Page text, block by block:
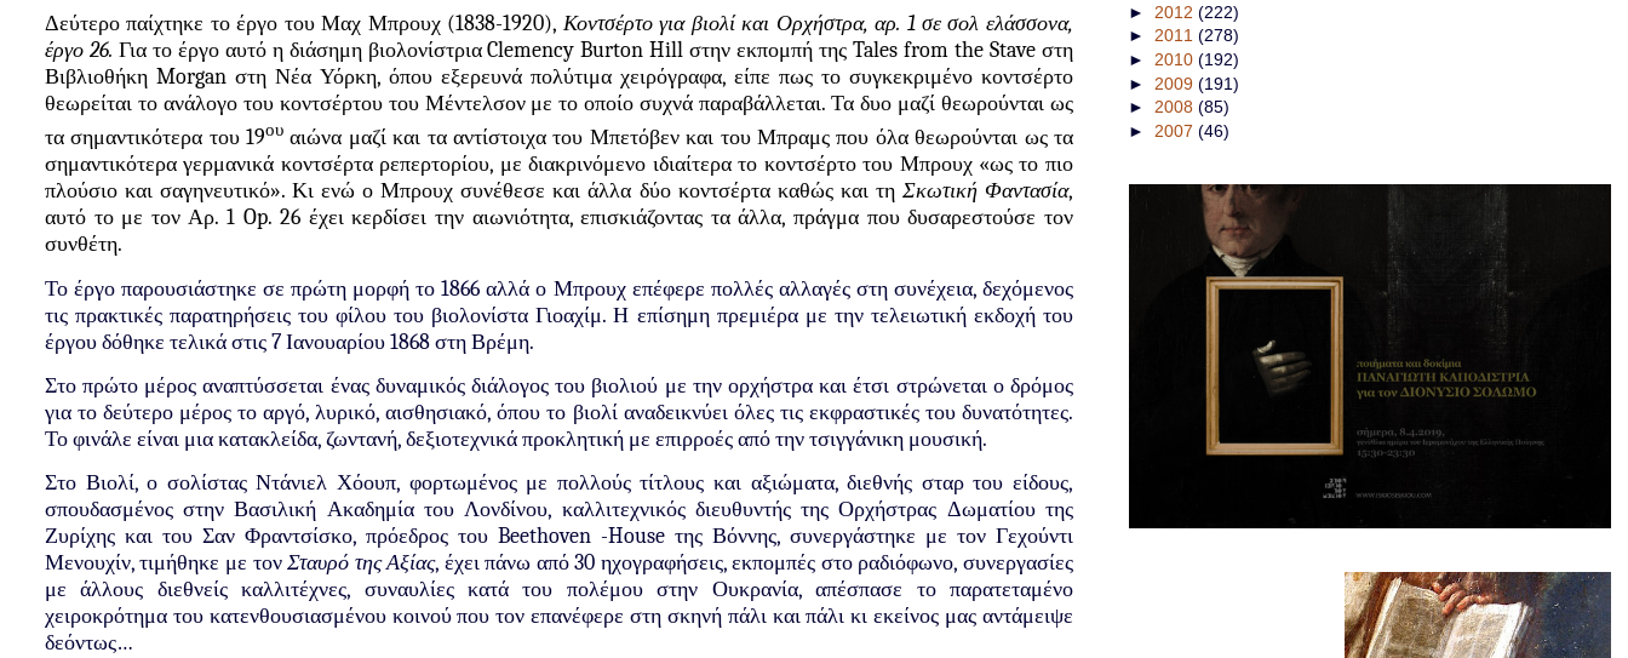
Δεύτερο παίχτηκε το έργο του Μαχ Μπρουχ (1838-1920), Κοντσέρτο για βιολί και Ορχήστρα, αρ. 1 σε σολ ελάσσονα,
έργο 26. Για το έργο αυτό η διάσημη βιολονίστριαClemency Burton Hill στην εκπομπή της Tales from the Stave στη
Βιβλιοθήκη Morgan στη Νέα Υόρκη, όπου εξερευνά πολύτιμα χειρόγραφα, είπε πως το συγκεκριμένο κοντσέρτο
θεωρείται το ανάλογο του κοντσέρτου του Μέντελσον με το οποίο συχνά παραβάλλεται. Τα δυο μαζί θεωρούνται ως
τα σημαντικότερα του 19ου αιώνα μαζί και τα αντίστοιχα του Μπετόβεν και του Μπραμς που όλα θεωρούνται ως τα
σημαντικότερα γερμανικά κοντσέρτα ρεπερτορίου, με διακρινόμενο ιδιαίτερα το κοντσέρτο του Μπρουχ «ως το πιο
πλούσιο και σαγηνευτικό». Κι ενώ ο Μπρουχ συνέθεσε και άλλα δύο κοντσέρτα καθώς και τη Σκωτική Φαντασία,
αυτό το με τον Αρ. 1 Op. 26 έχει κερδίσει την αιωνιότητα, επισκιάζοντας τα άλλα, πράγμα που δυσαρεστούσε τον
συνθέτη.
Το έργο παρουσιάστηκε σε πρώτη μορφή το 1866 αλλά ο Μπρουχ επέφερε πολλές αλλαγές στη συνέχεια, δεχόμενος
τις πρακτικές παρατηρήσεις του φίλου του βιολονίστα Γιοαχίμ. Η επίσημη πρεμιέρα με την τελειωτική εκδοχή του
έργου δόθηκε τελικά στις 7 Ιανουαρίου 1868 στη Βρέμη.
Στο πρώτο μέρος αναπτύσσεται ένας δυναμικός διάλογος του βιολιού με την ορχήστρα και έτσι στρώνεται ο δρόμος
για το δεύτερο μέρος το αργό, λυρικό, αισθησιακό, όπου το βιολί αναδεικνύει όλες τις εκφραστικές του δυνατότητες.
Το φινάλε είναι μια κατακλείδα, ζωντανή, δεξιοτεχνικά προκλητική με επιρροές από την τσιγγάνικη μουσική.
Στο Βιολί, ο σολίστας Ντάνιελ Χόουπ, φορτωμένος με πολλούς τίτλους και αξιώματα, διεθνής σταρ του είδους,
σπουδασμένος στην Βασιλική Ακαδημία του Λονδίνου, καλλιτεχνικός διευθυντής της Ορχήστρας Δωματίου της
Ζυρίχης και του Σαν Φραντσίσκο, πρόεδρος του Beethoven-Houseτης Βόννης, συνεργάστηκε με τον Γεχούντι
Μενουχίν, τιμήθηκε με τονΣταυρό της Αξίας, έχει πάνω από 30 ηχογραφήσεις, εκπομπές στο ραδιόφωνο, συνεργασίες
με άλλους διεθνείς καλλιτέχνες, συναυλίες κατά του πολέμου στην Ουκρανία, απέσπασε το παρατεταμένο
χειροκρότημα του κατενθουσιασμένου κοινού που τον επανέφερε στη σκηνή πάλι και πάλι κι εκείνος μας αντάμειψε
δεόντως…
► 2012 (222)
► 2011 (278)
► 2010 (192)
► 2009 (191)
► 2008 (85)
► 2007 (46)